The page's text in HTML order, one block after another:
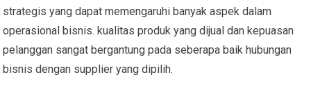
strategis yang dapat memengaruhi banyak aspek dalam
operasional bisnis. kualitas produk yang dijual dan kepuasan
pelanggan sangat bergantung pada seberapa baik hubungan
bisnis dengan supplier yang dipilih.